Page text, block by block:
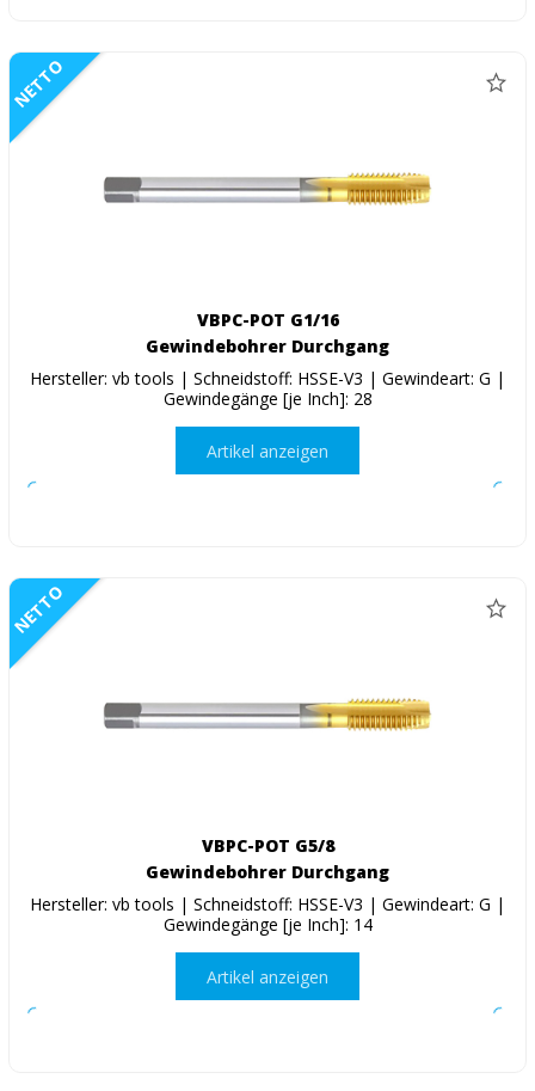
NETTO
VBPC-POT G1/16
Gewindebohrer Durchgang
Hersteller: vb tools | Schneidstoff: HSSE-V3 | Gewindeart: G |
Gewindegänge [je Inch]: 28
Artikel anzeigen
NETTO
VBPC-POT G5/8
Gewindebohrer Durchgang
Hersteller: vb tools | Schneidstoff: HSSE-V3 | Gewindeart: G |
Gewindegänge [je Inch]: 14
Artikel anzeigen